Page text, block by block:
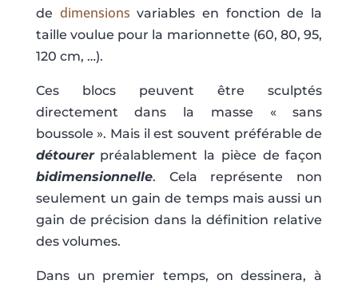
de dimensions variables en fonction de la
taille voulue pour la marionnette (60, 80, 95,
120 cm, …).
Ces blocs peuvent être sculptés
directement dans la masse « sans
boussole ». Mais il est souvent préférable de
détourerpréalablement la pièce de façon
bidimensionnelle. Cela représente non
seulement un gain de temps mais aussi un
gain de précision dans la définition relative
des volumes.
Dans un premier temps, on dessinera, à